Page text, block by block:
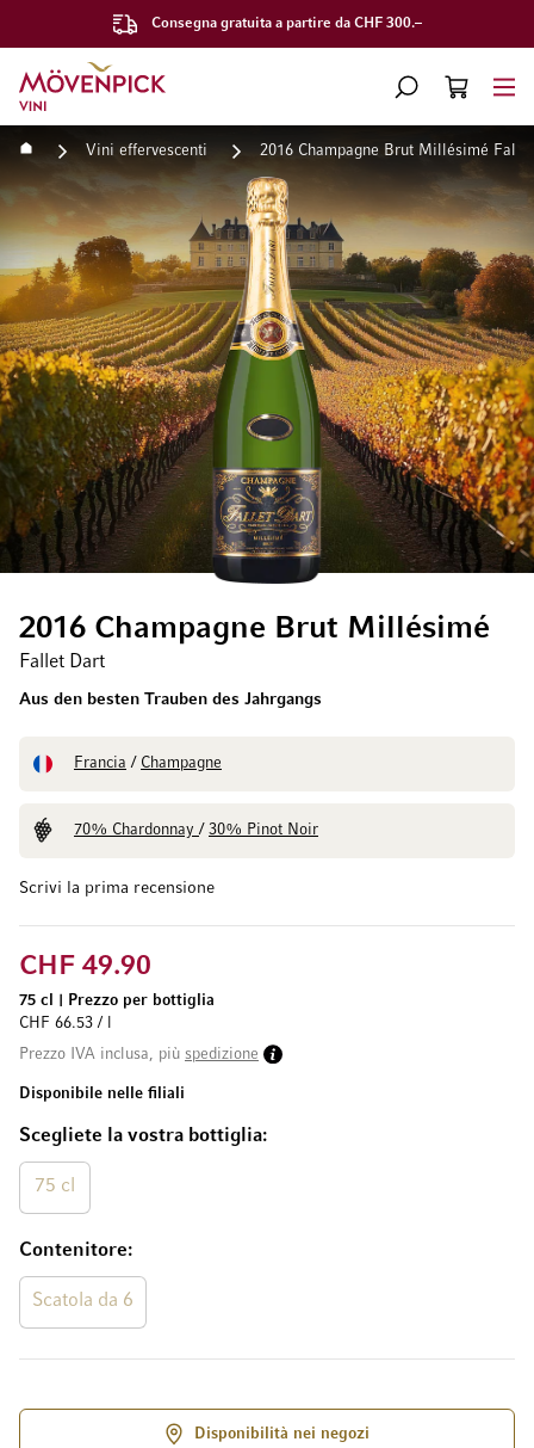
Consegna gratuita a partire da CHF 300.–
Vai alla Home Page
CERCA
CART
Home Vini effervescenti 2016 Champagne Brut Millésimé
Scrivi la prima recensione
2016 Champagne Brut Millésimé
Fallet Dart
Aus den besten Trauben des Jahrgangs
Francia / Champagne
70% Chardonnay/ 30% Pinot Noir
Scegliete la vostra bottiglia
75 cl
Contenitore
Scatola da 6
CHF 49.90
75 cl
Prezzo per bottiglia
CHF 66.53 / l
Prezzo IVA inclusa, più spedizione
Disponibile nelle filiali
Disponibilità nei negozi
Vai alla fine della galleria di immagini
Vai all'inizio della galleria